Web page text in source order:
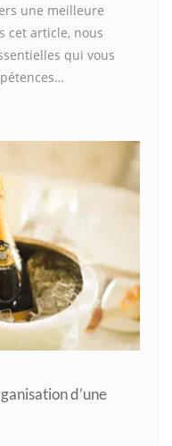
une meilleure
cet article, nous
qui vous
d’une